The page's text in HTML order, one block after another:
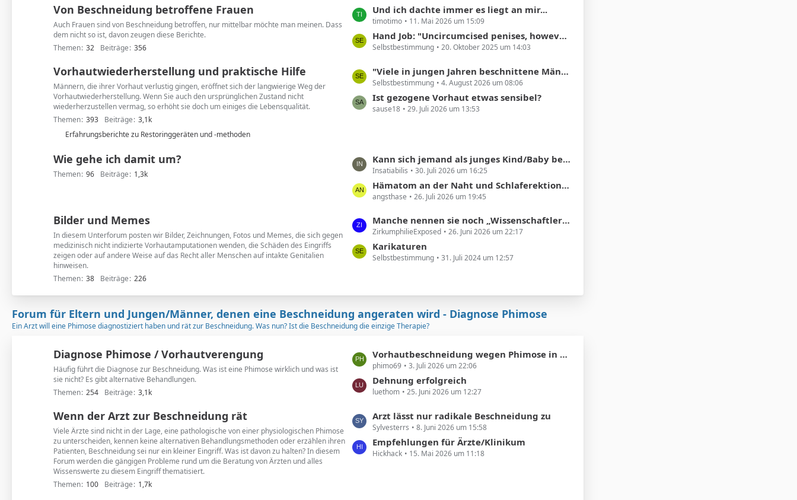
r
ä
g
e
Von Beschneidung betroffene Frauen
Auch Frauen sind von Beschneidung betroffen, nur mittelbar möchte man meinen. Dass
dem nicht so ist, davon zeugen diese Berichte.
Themen 32 Beiträge 356
L
e
t
z
e
e
g
Und ich dachte immer es liegt an mir...
timotimo 11. Mai 2026 um 15:09
Hand Job: "Uncircumcised penises, however, can be extremely sensitive around the hood"
Selbstbestimmung 20. Oktober 2025 um 14:03
Vorhautwiederherstellung und praktische Hilfe
Männern, die ihrer Vorhaut verlustig gingen, eröffnet sich der langwierige Weg der
Vorhautwiederherstellung. Wenn Sie auch den ursprünglichen Zustand nicht
wiederherzustellen vermag, so erhöht sie doch um einiges die Lebensqualität.
Themen 393 Beiträge 3,1k
L
e
t
z
e
t
g
"Viele in jungen Jahren beschnittene Männer leiden unter den Folgen. Und wollen ihre Vorhaut zurück. "
Selbstbestimmung 4. August 2026 um 08:06
Ist gezogene Vorhaut etwas sensibel?
sause18 29. Juli 2026 um 13:53
t
e
r
e
n
Erfahrungsberichte zu Restoringgeräten und -methoden
Wie gehe ich damit um?
Themen 96 Beiträge 1,3k
L
e
t
z
e
e
g
e
Kann sich jemand als junges Kind/Baby beschnittener noch an seine Vorhaut erinnern?
Insatiabilis 30. Juli 2026 um 16:25
Hämatom an der Naht und Schlaferektionen
angsthase 26. Juli 2026 um 19:45
Bilder und Memes
In diesem Unterforum posten wir Bilder, Zeichnungen, Fotos und Memes, die sich gegen
medizinisch nicht indizierte Vorhautamputationen wenden, die Schäden des Eingriffs
zeigen oder auf andere Weise auf das Recht aller Menschen auf intakte Genitalien
hinweisen.
Themen 38 Beiträge 226
L
e
t
z
B
e
i
r
ä
g
e
Manche nennen sie noch „Wissenschaftler“. Ich nenne sie geldgesteuerte Marionetten.
ZirkumphilieExposed 26. Juni 2026 um 22:17
Karikaturen
Selbstbestimmung 31. Juli 2024 um 12:57
Forum für Eltern und Jungen/Männer, denen eine Beschneidung angeraten wird - Diagnose Phimose
Ein Arzt will eine Phimose diagnostiziert haben und rät zur Beschneidung. Was nun? Ist die Beschneidung die einzige Therapie?
Diagnose Phimose / Vorhautverengung
Häufig führt die Diagnose zur Beschneidung. Was ist eine Phimose wirklich und was ist
sie nicht? Es gibt alternative Behandlungen.
Themen 254 Beiträge 3,1k
L
e
t
z
e
e
Vorhautbeschneidung wegen Phimose in 2 Wochen
phimo69 3. Juli 2026 um 22:06
Dehnung erfolgreich
luethom 25. Juni 2026 um 12:27
Wenn der Arzt zur Beschneidung rät
Viele Ärzte sind nicht in der Lage, eine pathologische von einer physiologischen Phimose
zu unterscheiden, kennen keine alternativen Behandlungsmethoden oder erzählen ihren
Patienten, Beschneidung sei nur ein kleiner Eingriff. Was ist davon zu halten? In diesem
Forum werden die gängigen Probleme rund um die Beratung von Ärzten und alles
Wissenswerte zu diesem Eingriff thematisiert.
Themen 100 Beiträge 1,7k
L
e
t
z
Arzt lässt nur radikale Beschneidung zu
Sylvesterrs 8. Juni 2026 um 15:58
Empfehlungen für Ärzte/Klinikum
Hickhack 15. Mai 2026 um 11:18